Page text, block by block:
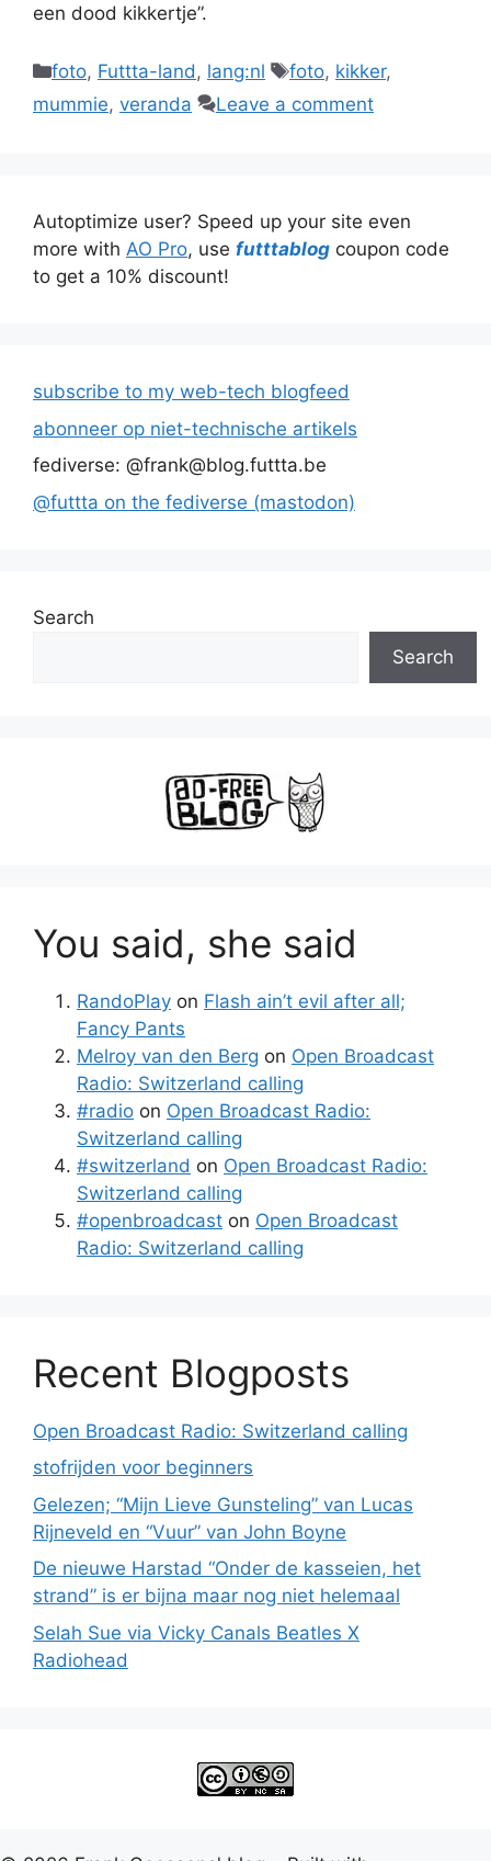
een dood kikkertje”.
Categories
foto, Futtta-land, lang:nl Tags
foto, kikker,
mummie, veranda Leave a comment
Autoptimize user? Speed up your site even
more with AO Pro, use futttablog coupon code
to get a 10% discount!
subscribe to my web-tech blogfeed
abonneer op niet-technische artikels
fediverse: @frank@blog.futtta.be
@futtta on the fediverse (mastodon)
Search
Search
You said, she said
RandoPlay on Flash ain’t evil after all;
Fancy Pants
Melroy van den Berg on Open Broadcast
Radio: Switzerland calling
#radio on Open Broadcast Radio:
Switzerland calling
#switzerland on Open Broadcast Radio:
Switzerland calling
#openbroadcast on Open Broadcast
Radio: Switzerland calling
Recent Blogposts
Open Broadcast Radio: Switzerland calling
stofrijden voor beginners
Gelezen; “Mijn Lieve Gunsteling” van Lucas
Rijneveld en “Vuur” van John Boyne
De nieuwe Harstad “Onder de kasseien, het
strand” is er bijna maar nog niet helemaal
Selah Sue via Vicky Canals Beatles X
Radiohead